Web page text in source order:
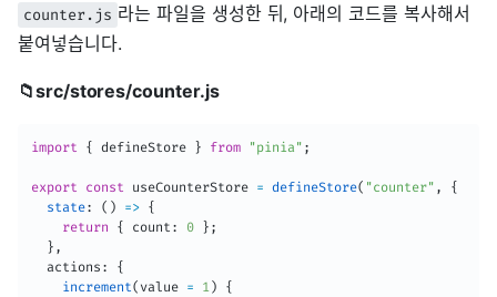
counter.js 라는 파일을 생성한 뒤, 아래의 코드를 복사해서
붙여넣습니다.
📁src/stores/counter.js
import { defineStore } from "pinia" ;
export const useCounterStore = defineStore( "counter" ,
{
state: ( ) => {
return
{ count : 0 } ;
} ,
  actions
:
{
increment( value = 1 ) {